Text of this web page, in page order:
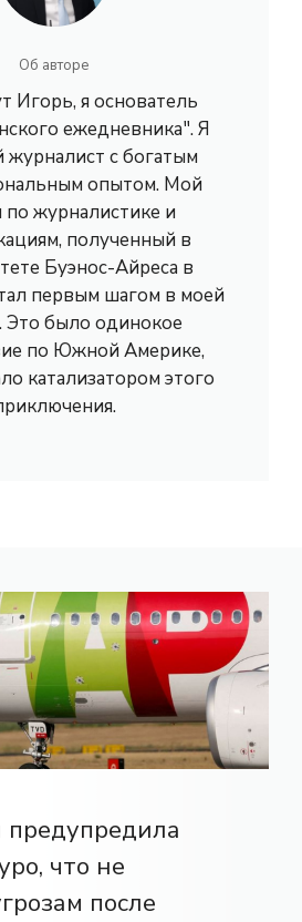
Об авторе
Игорь, я основатель
ежедневника". Я
журналист с богатым
опытом. Мой
журналистике и
полученный в
Буэнос-Айреса в
первым шагом в моей
Это было одинокое
по Южной Америке,
катализатором этого
предупредила
что не
после